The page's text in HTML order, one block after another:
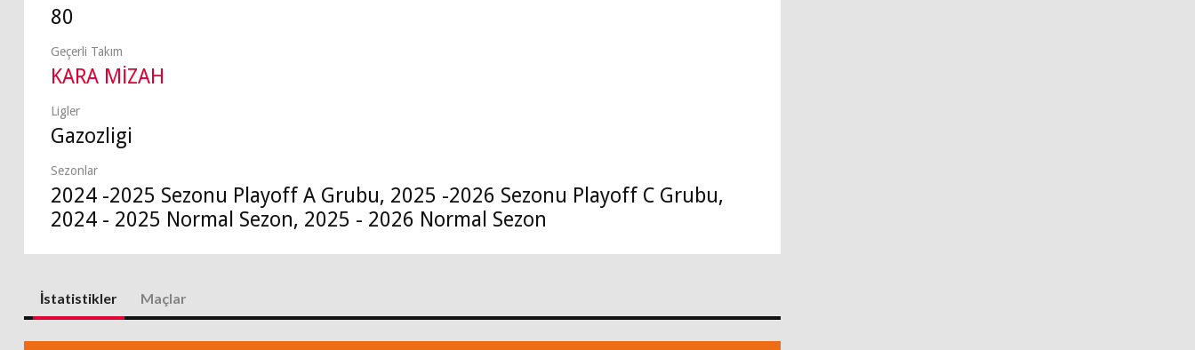
80
Geçerli Takım
KARA MİZAH
Ligler
Gazozligi
Sezonlar
2024 -2025 Sezonu Playoff A Grubu, 2025 -2026 Sezonu Playoff C Grubu,
2024 - 2025 Normal Sezon, 2025 - 2026 Normal Sezon
İstatistikler Maçlar